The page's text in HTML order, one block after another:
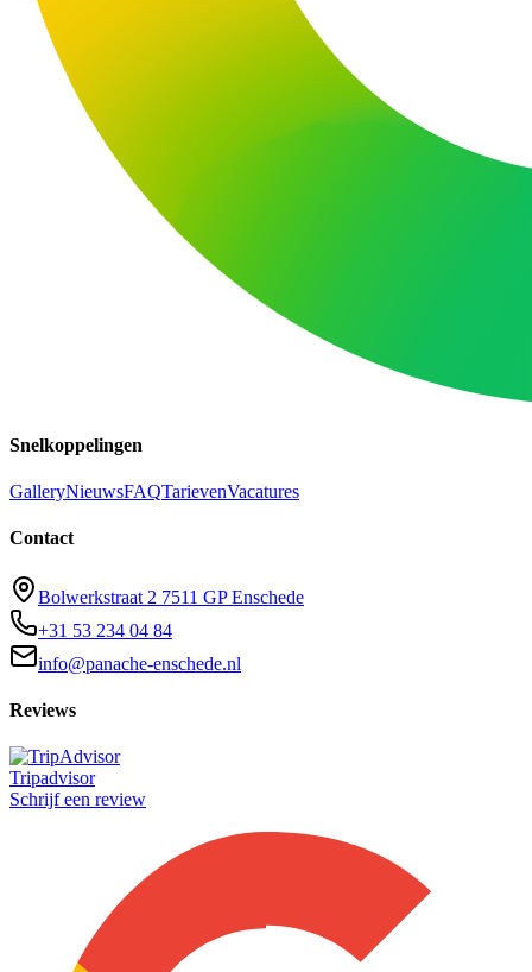
Snelkoppelingen
GalleryNieuwsFAQTarievenVacatures
Contact
Bolwerkstraat 2 7511 GP Enschede
+31 53 234 04 84
info@panache-enschede.nl
Reviews
Tripadvisor
Schrijf een review